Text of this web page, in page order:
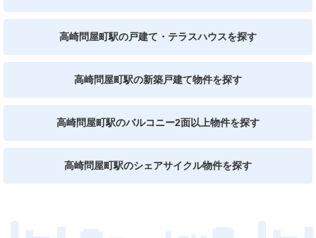
高崎問屋町駅の戸建て・テラスハウスを探す
高崎問屋町駅の新築戸建て物件を探す
高崎問屋町駅のバルコニー2面以上物件を探す
高崎問屋町駅のシェアサイクル物件を探す